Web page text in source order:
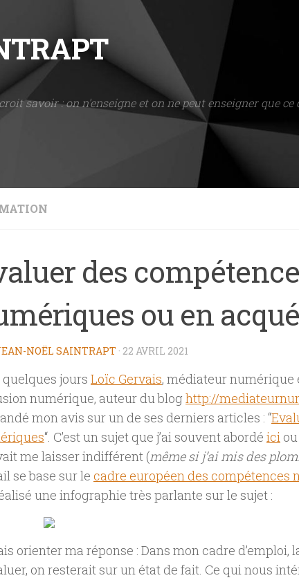
savoir : on n'enseigne et on ne peut enseigner que ce
des
ou en
NOËL SAINTRAPT · 22 AVRIL 2021
quelques jours Loïc Gervais, médiateur
numérique, auteur du blog http://
mon avis sur un de ses derniers articles : “
“. C’est un sujet que j’ai souvent abordé ici ou
me laisser indifférent (même si j’ai mis des
se base sur le cadre européen des compétences
une infographie très parlante sur le sujet :
orienter ma réponse : Dans mon cadre d’emploi,
on resterait sur un état de fait. Ce qui nous